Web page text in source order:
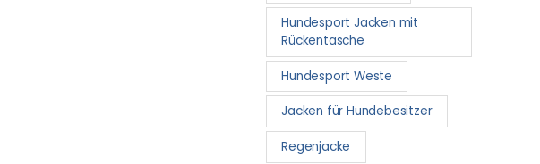
Hundesport Jacken mit
Rückentasche
Hundesport Weste
Jacken für Hundebesitzer
Regenjacke